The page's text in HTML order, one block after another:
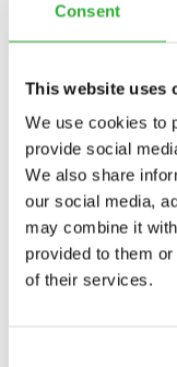
Consent
This website uses
We use cookies to
provide social
We also share
our social media,
may combine it
provided to them
of their services.